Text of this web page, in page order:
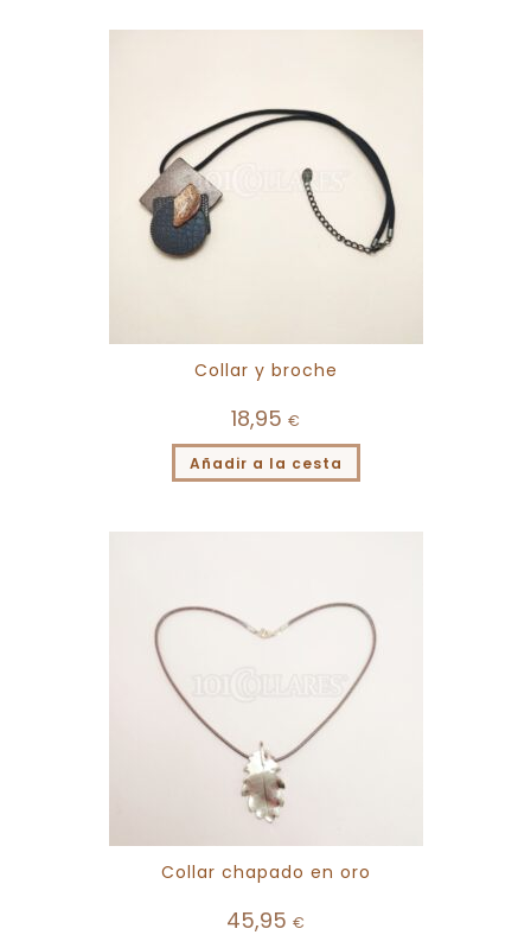
Collar y broche
18,95 €
Añadir a la cesta
Collar chapado en oro
45,95 €